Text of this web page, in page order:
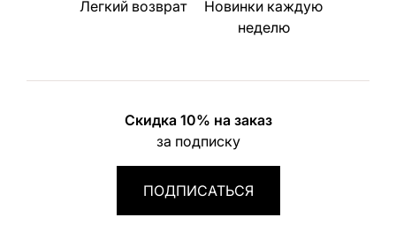
Легкий возврат
Новинки каждую
неделю
Скидка 10% на заказ
за подписку
ПОДПИСАТЬСЯ